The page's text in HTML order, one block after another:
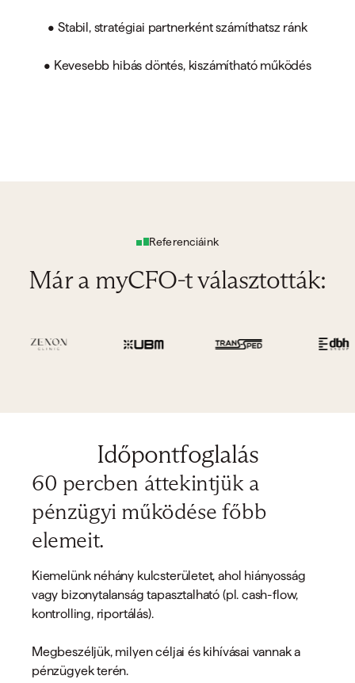
• Stabil, stratégiai partnerként számíthatsz ránk
• Kevesebb hibás döntés, kiszámítható működés
Referenciáink
Már a myCFO-t választották:
Időpontfoglalás
60 percben áttekintjük a
pénzügyi működése főbb
elemeit.
Kiemelünk néhány kulcsterületet, ahol hiányosság
vagy bizonytalanság tapasztalható (pl. cash-flow,
kontrolling, riportálás).
Megbeszéljük, milyen céljai és kihívásai vannak a
pénzügyek terén.